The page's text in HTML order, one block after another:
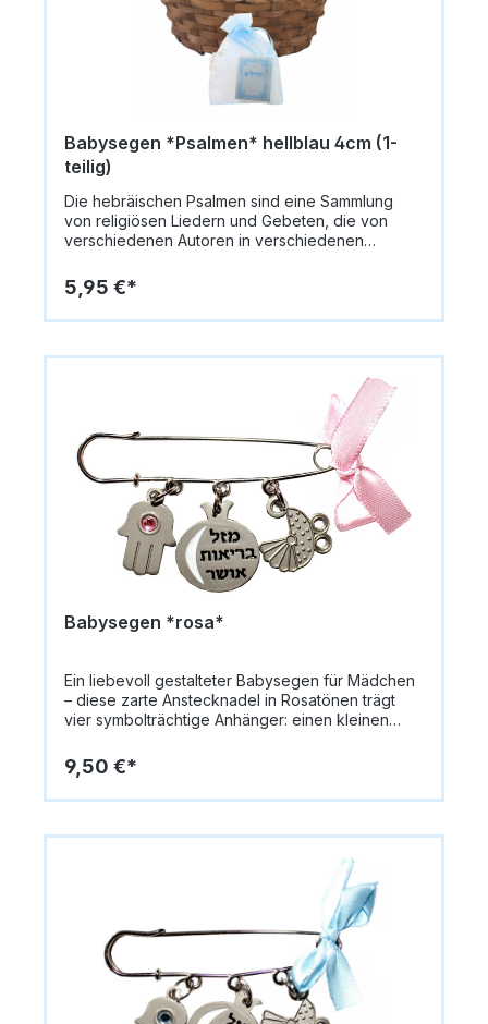
Babysegen *Psalmen* hellblau 4cm (1-
teilig)
Die hebräischen Psalmen sind eine Sammlung
von religiösen Liedern und Gebeten, die von
verschiedenen Autoren in verschiedenen
Psalmen wurden von König David geschrieben,
aber es gibt auch Psalmen, die von anderen
Dichtern wie Asaf und den Söhnen Korachs
Dankbarkeit und Freude aus, die wir empfinden,
5,95 €*
Babysegen *rosa*
Ein liebevoll gestalteter Babysegen für Mädchen
– diese zarte Anstecknadel in Rosatönen trägt
vier symbolträchtige Anhänger: einen kleinen
Segensspruch, eine schützende Chamsa mit rosa
Stein und eine feine rosa Schleife. Sie steht für
Glück, Schutz und Segen und ist ein
Babynamensfeier.Größe ca. 9 cmFarbe Rosa /
Silberfarben mit glänzenden AkzentenMaterial
MetallAnhänger Kinderwagen, Granatapfel mit
Segensspruch, Chamsa mit rosa Stein,
SchleifePerfekt als Geschenk zur Geburt,
Babynamensfeier oder Simchat BatDie
angehängten Symbole können von der
Abbildung abweichenEin traditioneller jüdischer
Babysegen in modernem Design – beliebt bei
Familien, die Wert auf symbolstarke Judaica
9,50 €*